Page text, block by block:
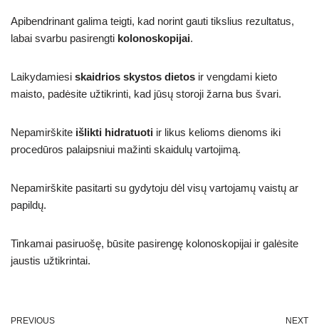
Apibendrinant galima teigti, kad norint gauti tikslius rezultatus,
labai svarbu pasirengti kolonoskopijai.
Laikydamiesi skaidrios skystos dietos ir vengdami kieto
maisto, padėsite užtikrinti, kad jūsų storoji žarna bus švari.
Nepamirškite išlikti hidratuoti ir likus kelioms dienoms iki
procedūros palaipsniui mažinti skaidulų vartojimą.
Nepamirškite pasitarti su gydytoju dėl visų vartojamų vaistų ar
papildų.
Tinkamai pasiruošę, būsite pasirengę kolonoskopijai ir galėsite
jaustis užtikrintai.
PREVIOUS NEXT